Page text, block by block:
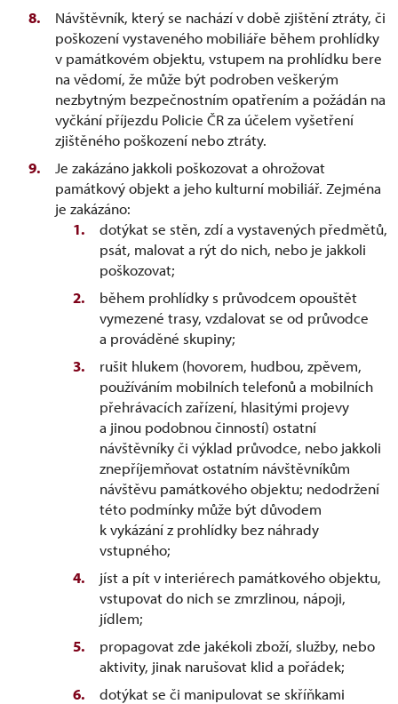
Návštěvník, který se nachází v době zjištění ztráty, či
poškození vystaveného mobiliáře během prohlídky
v památkovém objektu, vstupem na prohlídku bere
na vědomí, že může být podroben veškerým
nezbytným bezpečnostním opatřením a požádán na
vyčkání příjezdu Policie ČR za účelem vyšetření
zjištěného poškození nebo ztráty.
Je zakázáno jakkoli poškozovat a ohrožovat
památkový objekt a jeho kulturní mobiliář. Zejména
je zakázáno:
dotýkat se stěn, zdí a vystavených předmětů,
psát, malovat a rýt do nich, nebo je jakkoli
poškozovat;
během prohlídky s průvodcem opouštět
vymezené trasy, vzdalovat se od průvodce
a prováděné skupiny;
rušit hlukem (hovorem, hudbou, zpěvem,
používáním mobilních telefonů a mobilních
přehrávacích zařízení, hlasitými projevy
a jinou podobnou činností) ostatní
návštěvníky či výklad průvodce, nebo jakkoli
znepříjemňovat ostatním návštěvníkům
návštěvu památkového objektu; nedodržení
této podmínky může být důvodem
k vykázání z prohlídky bez náhrady
vstupného;
jíst a pít v interiérech památkového objektu,
vstupovat do nich se zmrzlinou, nápoji,
jídlem;
propagovat zde jakékoli zboží, služby, nebo
aktivity, jinak narušovat klid a pořádek;
dotýkat se či manipulovat se skříňkami